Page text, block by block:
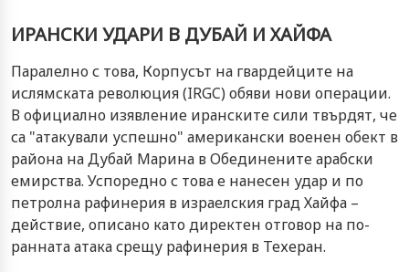
ИРАНСКИ УДАРИ В ДУБАЙ И ХАЙФА
Паралелно с това, Корпусът на гвардейците на
ислямската революция (IRGC) обяви нови операции.
В официално изявление иранските сили твърдят, че
са "атакували успешно" американски военен обект в
района на Дубай Марина в Обединените арабски
емирства. Успоредно с това е нанесен удар и по
петролна рафинерия в израелския град Хайфа –
действие, описано като директен отговор на по-
ранната атака срещу рафинерия в Техеран.